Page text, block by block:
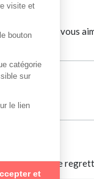
le 21/12/2023
et que vous
!
qualité !! Je ne